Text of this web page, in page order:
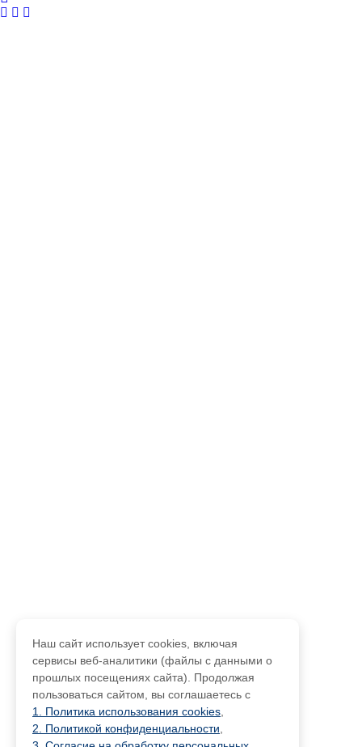
Наш сайт использует cookies, включая
сервисы веб-аналитики (файлы с данными о
прошлых посещениях сайта). Продолжая
пользоваться сайтом, вы соглашаетесь с
1. Политика использования cookies
2. Политикой конфиденциальности